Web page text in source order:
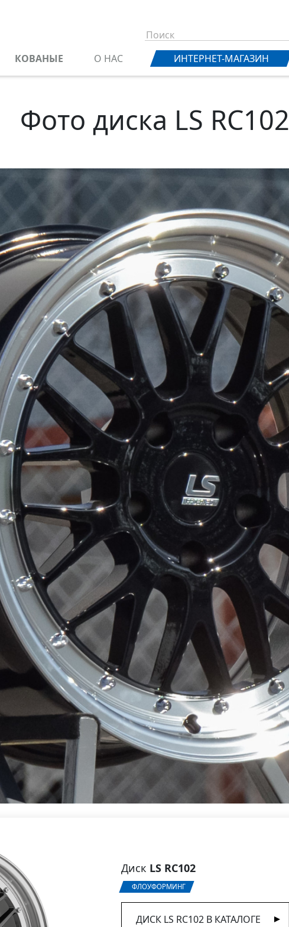
КОВАНЫЕ О НАС ИНТЕРНЕТ-МАГАЗИН
Фото диска LS RC102
Диск LS RC102
ФЛОУФОРМИНГ
ДИСК LS RC102 В КАТАЛОГЕ